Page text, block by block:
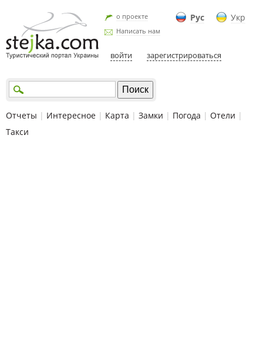
Рус Укр
о проекте
Написать нам
войти зарегистрироваться
Отчеты | Интересное | Карта | Замки | Погода | Отели |
Такси